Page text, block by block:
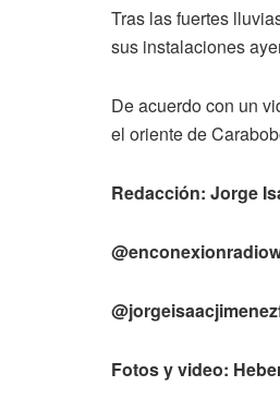
Tras las fuertes
sus instalaciones
De acuerdo con un
el oriente de
Redacción: Jorge
Fotos y video: